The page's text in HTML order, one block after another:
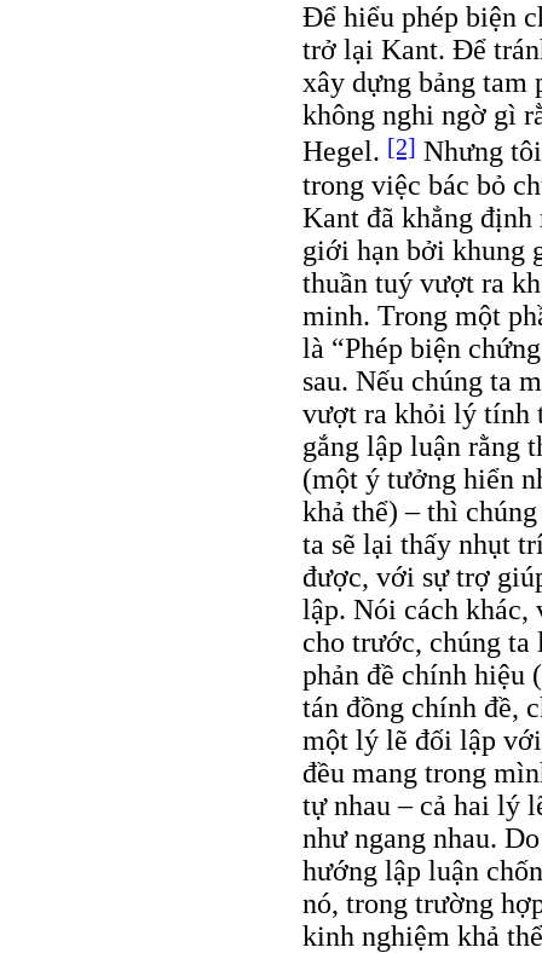
Để hiểu phép biện
trở lại Kant. Để
xây dựng bảng tam
không nghi ngờ gì
Hegel. [2] Nhưng
trong việc bác bỏ
Kant đã khẳng
giới hạn bởi khung
thuần tuý vượt ra
minh. Trong một
là “Phép biện
sau. Nếu chúng ta
vượt ra khỏi lý tính
gắng lập luận rằng
(một ý tưởng hiển
khả thể) – thì
ta sẽ lại thấy nhụt
được, với sự trợ
lập. Nói cách khác,
cho trước, chúng ta
phản đề chính hiệu
tán đồng chính đề,
một lý lẽ đối lập
đều mang trong
tự nhau – cả hai lý
như ngang nhau.
hướng lập luận
nó, trong trường
kinh nghiệm khả